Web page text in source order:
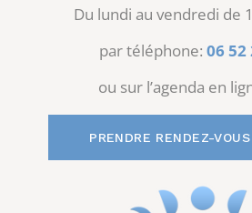
Du lundi au vendredi de
par téléphone: 06 52
ou sur l’agenda en
PRENDRE RENDEZ-